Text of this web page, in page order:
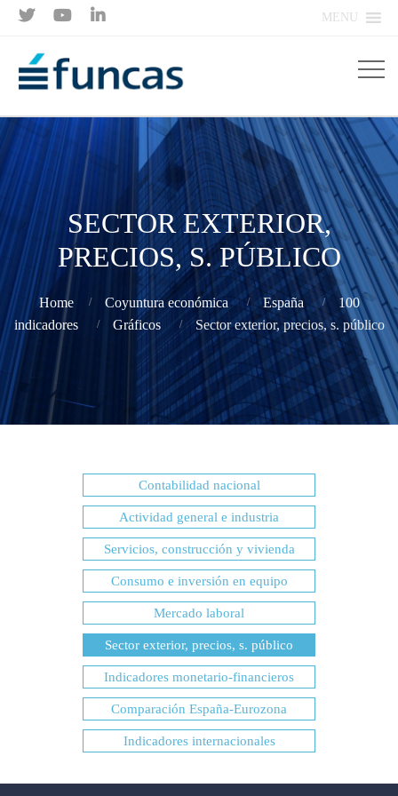
MENU
  
SECTOR EXTERIOR,
PRECIOS, S. PÚBLICO
Home Coyuntura económica España
100
indicadores
Gráficos Sector exterior, precios, s. público
Contabilidad nacional
Actividad general e industria
Servicios, construcción y vivienda
Consumo e inversión en equipo
Mercado laboral
Sector exterior, precios, s. público
Indicadores monetario-financieros
Comparación España-Eurozona
Indicadores internacionales